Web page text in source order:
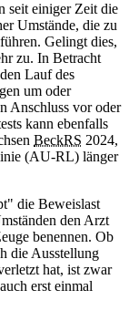
seit einiger Zeit die
Umstände, die zu
Gelingt dies,
zu. In Betracht
Lauf des
um oder
Anschluss vor oder
kann ebenfalls
BeckRS 2024,
(AU-RL) länger
die Beweislast
den Arzt
benennen. Ob
die Ausstellung
hat, ist zwar
erst einmal